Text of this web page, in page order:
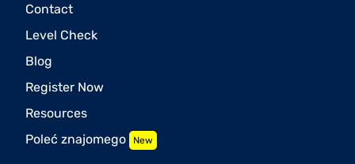
Contact
Level Check
Blog
Register Now
Resources
Poleć znajomego New